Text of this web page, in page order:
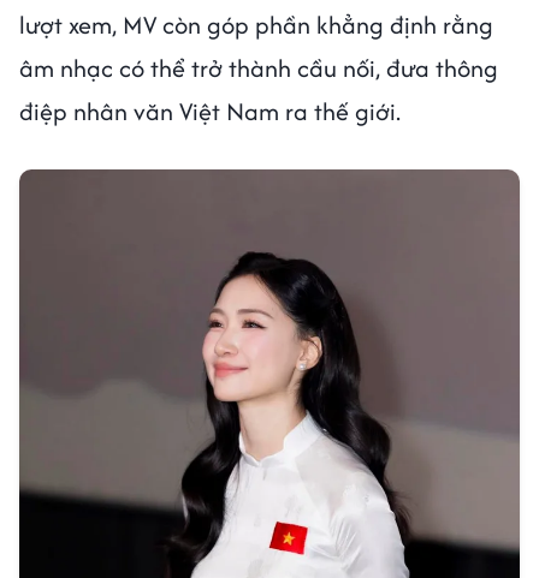
lượt xem, MV còn góp phần khẳng định rằng
âm nhạc có thể trở thành cầu nối, đưa thông
điệp nhân văn Việt Nam ra thế giới.